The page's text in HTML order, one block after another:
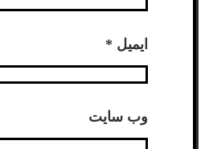
ایمیل *
وب‌ سایت